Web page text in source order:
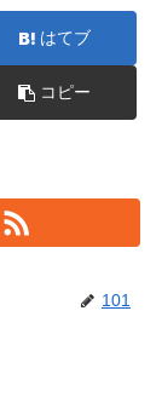
はてブ
コピー
101